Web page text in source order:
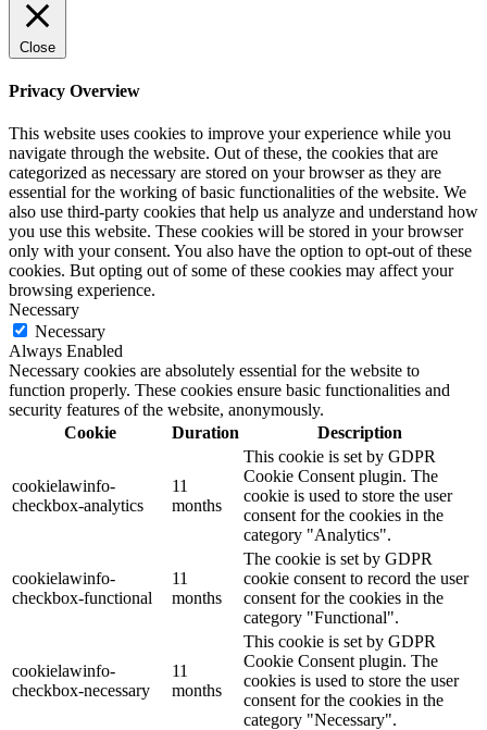
Close
Privacy Overview
This website uses cookies to improve your experience while you
navigate through the website. Out of these, the cookies that are
categorized as necessary are stored on your browser as they are
essential for the working of basic functionalities of the website. We
also use third-party cookies that help us analyze and understand how
you use this website. These cookies will be stored in your browser
only with your consent. You also have the option to opt-out of these
cookies. But opting out of some of these cookies may affect your
browsing experience.
Necessary
Necessary
Always Enabled
Necessary cookies are absolutely essential for the website to
function properly. These cookies ensure basic functionalities and
security features of the website, anonymously.
Cookie
Duration Description
cookielawinfo-
checkbox-analytics
11
months
This cookie is set by GDPR
Cookie Consent plugin. The
cookie is used to store the user
consent for the cookies in the
category "Analytics".
cookielawinfo-
checkbox-functional
11
months
The cookie is set by GDPR
cookie consent to record the user
consent for the cookies in the
category "Functional".
cookielawinfo-
checkbox-necessary
11
months
This cookie is set by GDPR
Cookie Consent plugin. The
cookies is used to store the user
consent for the cookies in the
category "Necessary".